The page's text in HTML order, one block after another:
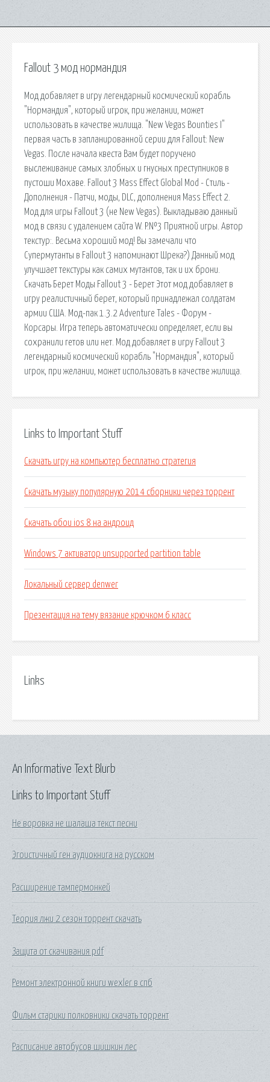
Fallout 3 мод нормандия
Мод добавляет в игру легендарный космический корабль
"Нормандия", который игрок, при желании, может
использовать в качестве жилища. "New Vegas Bounties I"
первая часть в запланированной серии для Fallout: New
Vegas. После начала квеста Вам будет поручено
выслеживание самых злобных и гнусных преступников в
пустоши Мохаве. Fallout 3 Mass Effect Global Mod - Стиль -
Дополнения - Патчи, моды, DLC, дополнения Mass Effect 2.
Мод для игры Fallout 3 (не New Vegas). Выкладываю данный
мод в связи с удалением сайта W. P.№3 Приятной игры. Автор
текстур:. Весьма хороший мод! Вы замечали что
Супермутанты в Fallout 3 напоминают Шрека?) Данный мод
улучшает текстуры как самих мутантов, так и их брони.
Скачать Берет Моды Fallout 3 - Берет Этот мод добавляет в
игру реалистичный берет, который принадлежал солдатам
армии США. Мод-пак 1.3.2 Adventure Tales - Форум -
Корсары. Игра теперь автоматически определяет, если вы
сохранили гетов или нет. Мод добавляет в игру Fallout 3
легендарный космический корабль "Нормандия", который
игрок, при желании, может использовать в качестве жилища.
Links to Important Stuff
Скачать игру на компьютер бесплатно стратегия
Скачать музыку популярную 2014 сборники через торрент
Скачать обои ios 8 на андроид
Windows 7 активатор unsupported partition table
Локальный сервер denwer
Презентация на тему вязание крючком 6 класс
Links
Links to Important Stuff
Не воровка не шалаша текст песни
Эгоистичный ген аудиокнига на русском
Расширение тампермонкей
Теория лжи 2 сезон торрент скачать
Защита от скачивания pdf
Ремонт электронной книги wexler в спб
Фильм старики полковники скачать торрент
Расписание автобусов шишкин лес
An Informative Text Blurb